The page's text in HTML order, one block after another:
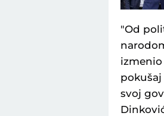
"Od
izmenio
svoj